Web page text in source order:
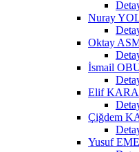
Nuray
Oktay
İsmail
Elif
Çiğdem
Yusuf